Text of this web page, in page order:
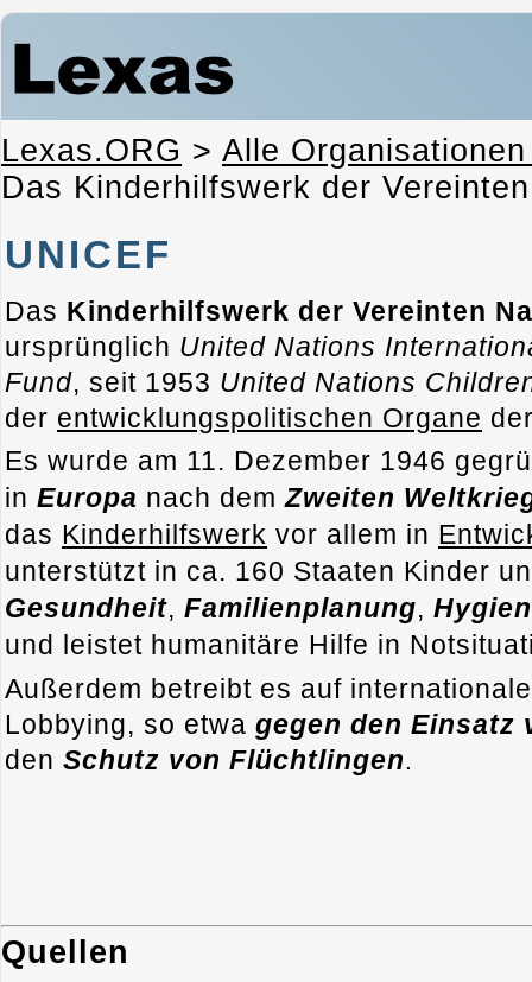
Lexas.ORG > Alle
Das Kinderhilfswerk der
UNICEF
Das Kinderhilfswerk der Vereinten
ursprünglich United Nations
Fund, seit 1953 United Nations
der entwicklungspolitischen Organe
Es wurde am 11. Dezember 1946
in Europa nach demZweiten
das Kinderhilfswerk vor allem in
unterstützt in ca. 160 Staaten Kinder
Gesundheit, Familienplanung,
und leistet humanitäre Hilfe in
Außerdem betreibt es auf
Lobbying, so etwa gegen den Einsatz
den Schutz von Flüchtlingen.
Quellen